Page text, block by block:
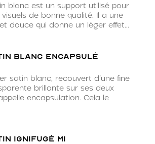
blanc est un support utilisé pour
de bonne qualité. Il a une
douce qui donne un léger effet...
blanc encapsulé
satin blanc, recouvert d’une fine
brillante sur ses deux
encapsulation. Cela le
ignifugé M1